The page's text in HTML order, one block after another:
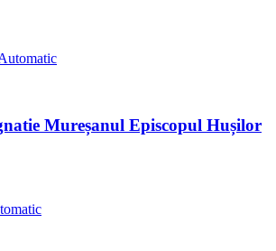
Mureșanul Episcopul Hușilor